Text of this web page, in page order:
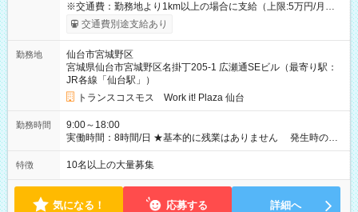
※交通費：勤務地より1km以上の場合に支給（上限:5万円/月・
2,500円/日） ※残業代：残業発生時は1分単位で支給 ※研修中の
給与変動なし ＜ 収入例 ＞ ■週5日勤務の場合… 月収22万8,800
4日勤務の場合… 月収16万6,400円以上可能 ※交通費別途支給
（時給1,300円×8時間×16日） 【試用期間】試用期間なし
交通費別途支給あり
勤務地
仙台市宮城野区
宮城県仙台市宮城野区名掛丁205-1 広瀬通SEビル（最寄り駅：
JR各線「仙台駅」）
トランスコスモス Work it! Plaza 仙台
勤務時間
9:00～18:00
実働時間：8時間/日 ★基本的に残業はありません 発生時の残
業代は1分単位で支給いたします
特徴 10名以上の大量募集
気になる！ 応募する 詳細へ